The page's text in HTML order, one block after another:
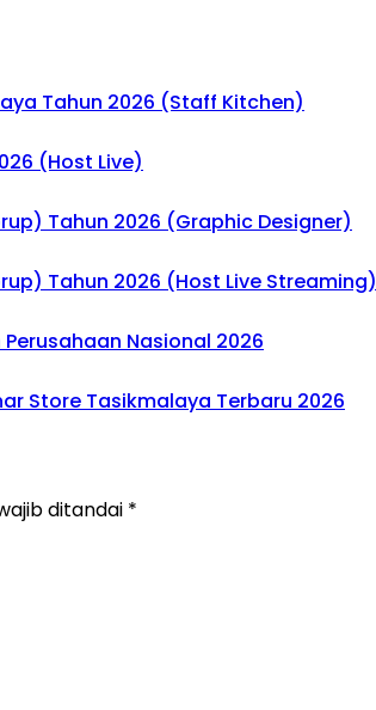
Tahun 2026 (Staff Kitchen)
(Host Live)
Tahun 2026 (Graphic Designer)
Tahun 2026 (Host Live Streaming)
Nasional 2026
Store Tasikmalaya Terbaru 2026
ditandai *